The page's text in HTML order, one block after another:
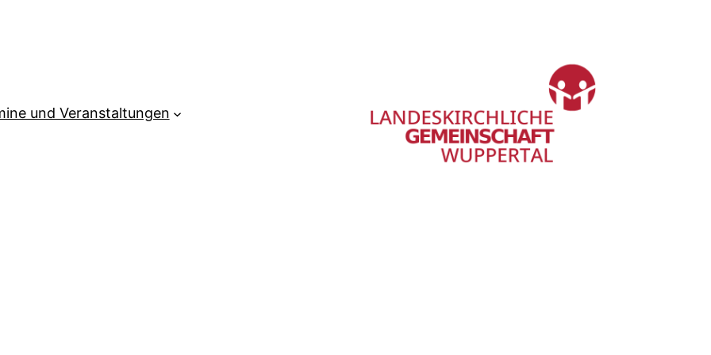
und Veranstaltungen